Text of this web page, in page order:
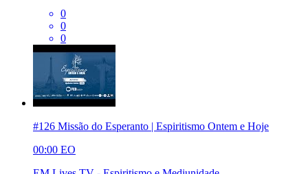
0
0
0
#126 Missão do Esperanto | Espiritismo Ontem e Hoje
00:00 EO